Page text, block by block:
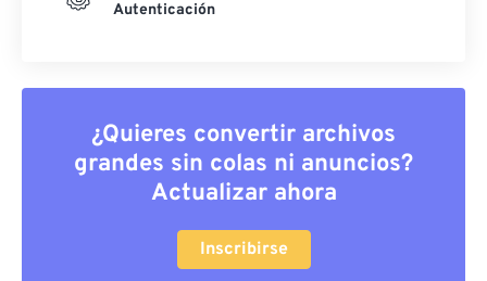
Autenticación
¿Quieres convertir archivos
grandes sin colas ni anuncios?
Actualizar ahora
Inscribirse